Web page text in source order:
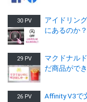
30 PV
アイドリン
にあるのか
29 PV
マクドナル
だ商品がで
26 PV
Affinity V3で